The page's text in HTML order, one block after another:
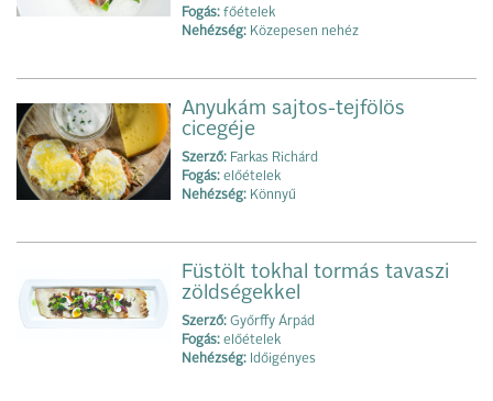
Fogás: főételek
Nehézség: Közepesen nehéz
Anyukám sajtos-tejfölös
cicegéje
Szerző: Farkas Richárd
Fogás: előételek
Nehézség: Könnyű
Füstölt tokhal tormás tavaszi
zöldségekkel
Szerző: Győrffy Árpád
Fogás: előételek
Nehézség: Időigényes